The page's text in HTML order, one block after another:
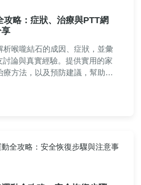
攻略：症狀、治療與PTT網
析喉嚨結石的成因、症狀，並彙
論與真實經驗。提供實用的家
療方法，以及預防建議，幫助您
足所有疑問。